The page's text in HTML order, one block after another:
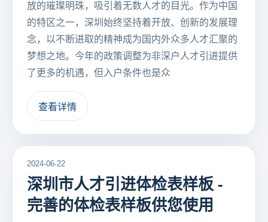
放的璀璨明珠，吸引着无数人才的目光。作为中国
的特区之一，深圳始终坚持着开放、创新的发展理
念，以不断进取的精神成为国内外众多人才汇聚的
梦想之地。今年的政策调整为非深户人才引进提供
了更多的机遇，但入户条件也是众
查看详情
2024-06-22
深圳市人才引进体检表样板 -
完善的体检表样板供您使用